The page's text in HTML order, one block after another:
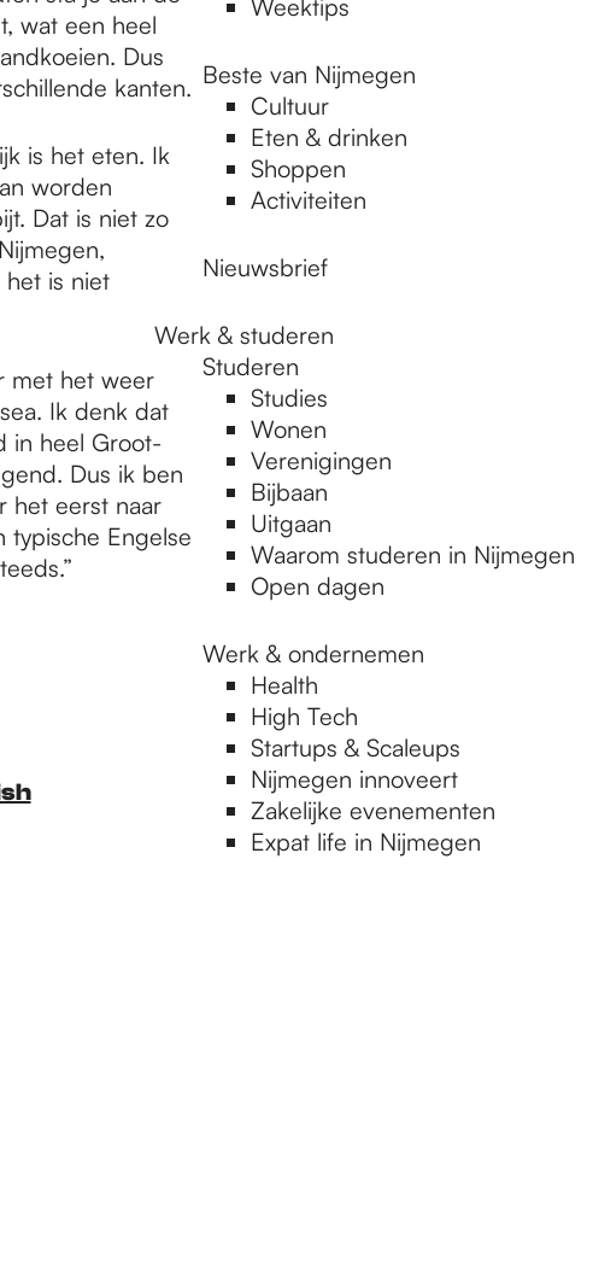
Weektips
Beste van Nijmegen
Cultuur
Eten & drinken
Shoppen
Activiteiten
Nieuwsbrief
Werk & studeren
Studeren
Studies
Wonen
Verenigingen
Bijbaan
Uitgaan
Waarom studeren in Nijmegen
Open dagen
Werk & ondernemen
Health
High Tech
Startups & Scaleups
Nijmegen innoveert
Zakelijke evenementen
Expat life in Nijmegen
wat een heel
Dus
kanten.
is het eten. Ik
worden
Dat is niet zo
het is niet
met het weer
Ik denk dat
in heel Groot-
Dus ik ben
het eerst naar
Engelse